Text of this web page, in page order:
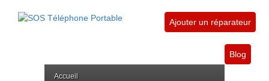
Ajouter un réparateur
Blog
Accueil